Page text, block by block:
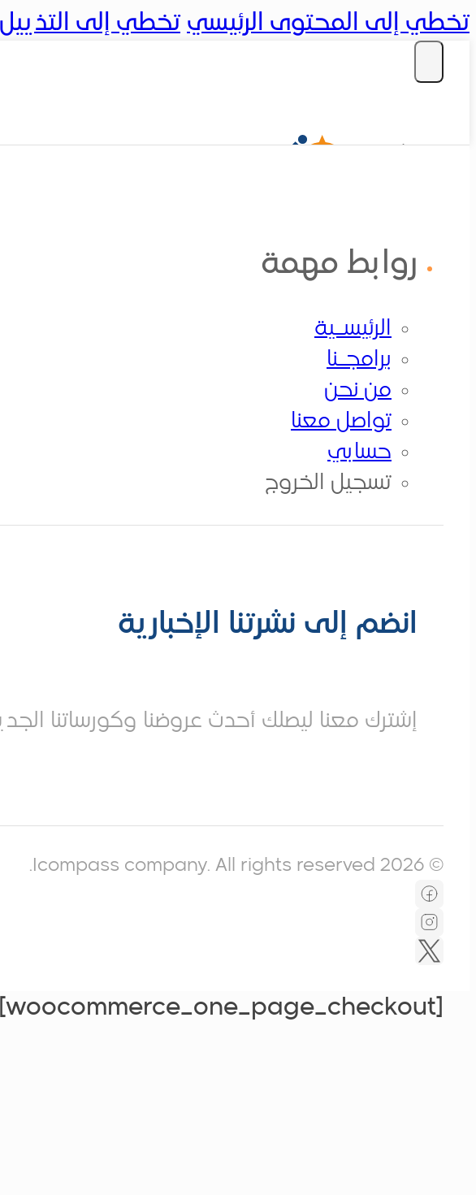
تخطي إلى المحتوى الرئيسي تخطي إلى التذييل
تسجيل دخول
الرئيســية
برامجــنا
من نحن
تواصــل معــنا
الكورسات
روابط مهمة
الرئيسـية
برامجـنا
من نحن
تواصل معنا
حسابي
تسجيل الخروج
انضم إلى نشرتنا الإخبارية
إشترك معنا ليصلك أحدث عروضنا وكورساتنا
© 2026 Icompass company. All rights reserved.